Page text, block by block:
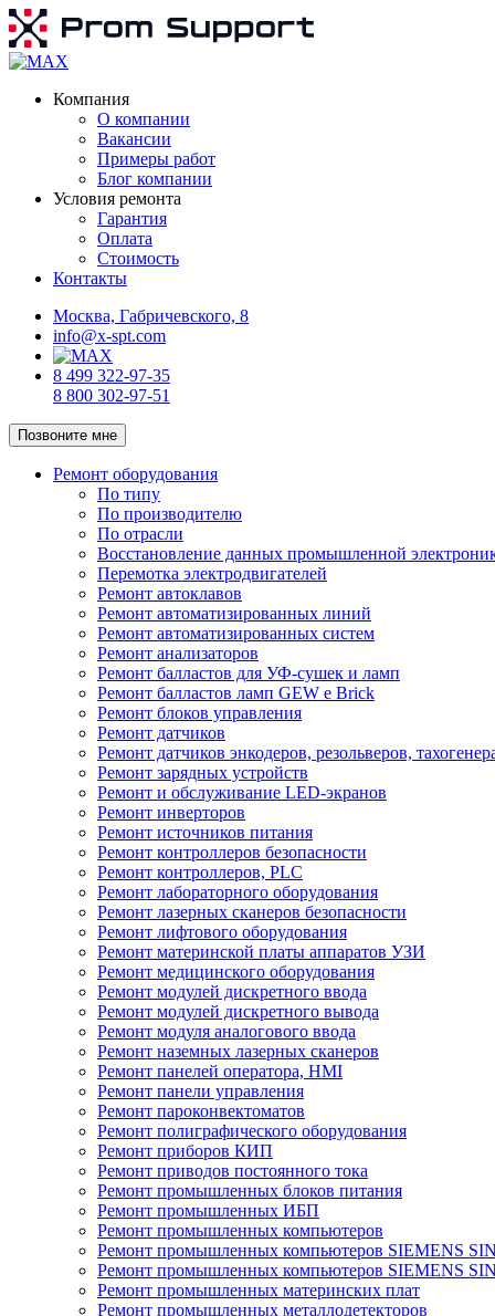
Компания
О компании
Вакансии
Примеры работ
Блог компании
Условия ремонта
Гарантия
Оплата
Стоимость
Контакты
Москва, Габричевского, 8
info@x-spt.com
8 499 322-97-35
8 800 302-97-51
Позвоните мне
Ремонт оборудования
По типу
По производителю
По отрасли
Восстановление данных промышленной
Перемотка электродвигателей
Ремонт автоклавов
Ремонт автоматизированных линий
Ремонт автоматизированных систем
Ремонт анализаторов
Ремонт балластов для УФ-сушек и ламп
Ремонт балластов ламп GEW e Brick
Ремонт блоков управления
Ремонт датчиков
Ремонт датчиков энкодеров, резольверов,
Ремонт зарядных устройств
Ремонт и обслуживание LED-экранов
Ремонт инверторов
Ремонт источников питания
Ремонт контроллеров безопасности
Ремонт контроллеров, PLC
Ремонт лабораторного оборудования
Ремонт лазерных сканеров безопасности
Ремонт лифтового оборудования
Ремонт материнской платы аппаратов УЗИ
Ремонт медицинского оборудования
Ремонт модулей дискретного ввода
Ремонт модулей дискретного вывода
Ремонт модуля аналогового ввода
Ремонт наземных лазерных сканеров
Ремонт панелей оператора, HMI
Ремонт панели управления
Ремонт пароконвектоматов
Ремонт полиграфического оборудования
Ремонт приборов КИП
Ремонт приводов постоянного тока
Ремонт промышленных блоков питания
Ремонт промышленных ИБП
Ремонт промышленных компьютеров
Ремонт промышленных компьютеров SIEMENS
Ремонт промышленных компьютеров SIEMENS
Ремонт промышленных материнских плат
Ремонт промышленных металлодетекторов